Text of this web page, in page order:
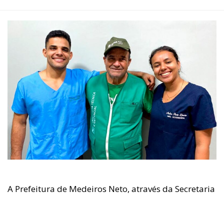
A Prefeitura de Medeiros Neto, através da Secretaria